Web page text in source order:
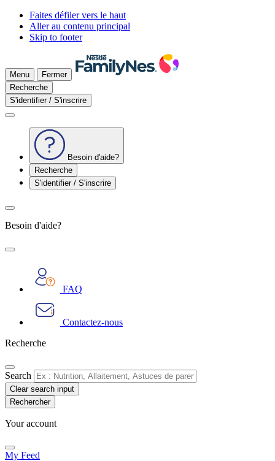
Faites défiler vers le haut
Aller au contenu principal
Skip to footer
Menu
Fermer
Recherche
S'identifier / S'inscrire
Besoin d'aide?
Recherche
S'identifier / S'inscrire
Besoin d'aide?
FAQ
Contactez-nous
Recherche
Search
Clear search input
Your account
My Feed